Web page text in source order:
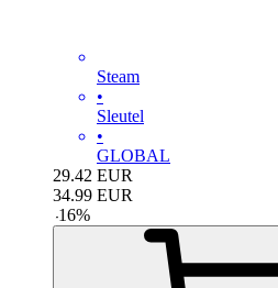
Steam
•
Sleutel
•
GLOBAL
29.42 EUR
34.99 EUR
-16%